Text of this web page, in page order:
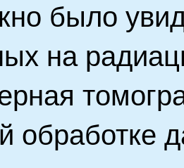
было
на
обработке